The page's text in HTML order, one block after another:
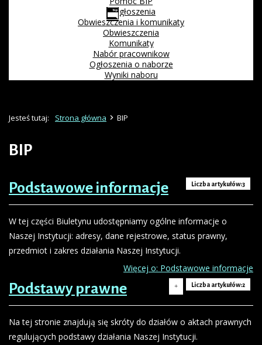
Ogłoszenia
Obwieszczenia i komunikaty
Obwieszczenia
Komunikaty
Nabór pracownikow
Ogłoszenia o naborze
Wyniki naboru
Jesteś tutaj: Strona główna BIP
BIP
Podstawowe informacje Liczba artykułów:3
W tej części Biuletynu udostępniamy ogólne informacje o
Naszej Instytucji: adresy, dane rejestrowe, status prawny,
przedmiot i zakres działania Naszej Instytucji.
Więcej o: Podstawowe informacje
Podstawy prawne Liczba artykułów:2
Na tej stronie znajdują się skróty do działów o aktach prawnych
regulujących podstawy działania Naszej Instytucji.